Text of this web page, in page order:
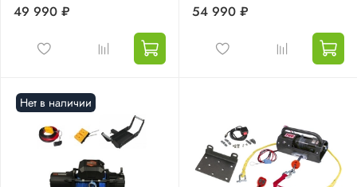
49 990 ₽ 54 990 ₽
Нет в наличии